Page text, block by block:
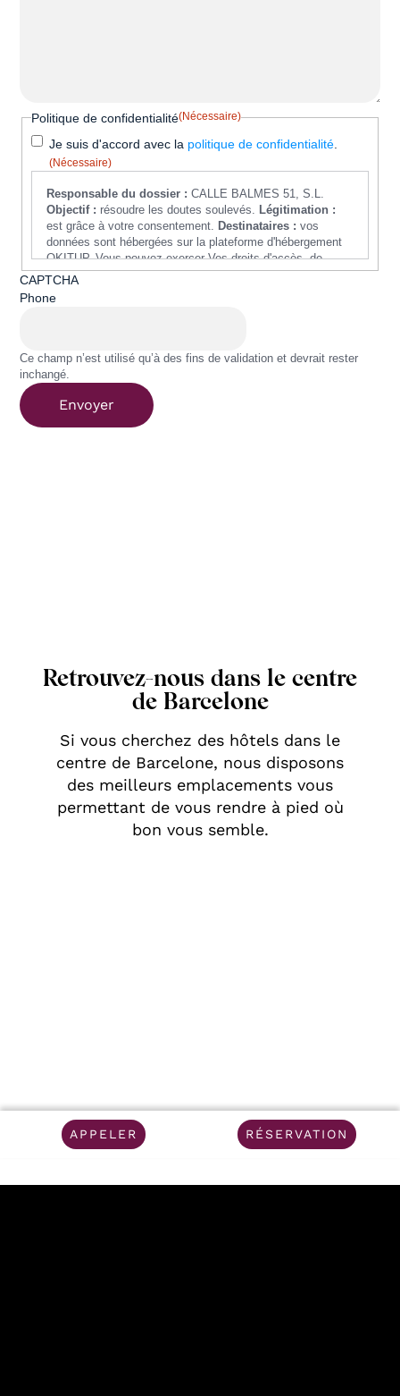
Politique de confidentialité(Nécessaire)
Je suis d'accord avec la politique de confidentialité
(Nécessaire)
Responsable du dossier : CALLE BALMES 51, S.L.
Objectif : résoudre les doutes soulevés. Légitimation :
est grâce à votre consentement. Destinataires : vos
données sont hébergées sur la plateforme d'hébergement
OKITUP. Vous pouvez exercer Vos droits d'accès, de
rectification, de limitation ou de suppression de vos
protecciondedatos@praktikhotels.com ou devant l'Autorité
CAPTCHA
Phone
Ce champ n’est utilisé qu’à des fins de validation et devrait rester
inchangé.
Retrouvez-nous dans le centre
de Barcelone
Si vous cherchez des hôtels dans le
centre de Barcelone, nous disposons
des meilleurs emplacements vous
permettant de vous rendre à pied où
bon vous semble.
APPELER RÉSERVATION